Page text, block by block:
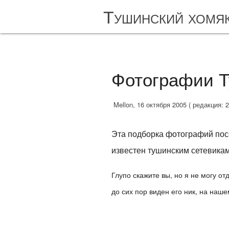
Тушинский
Фотографии
Mellon, 16 октября 2005 ( редакция:
Эта подборка фотографий
известен тушинским
Глупо скажите вы, но я не могу
до сих пор виден его ник, на